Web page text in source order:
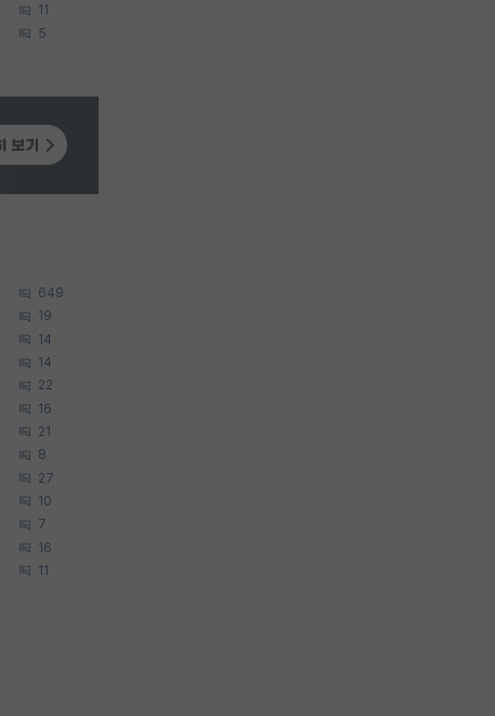
11
5
649
19
14
14
22
16
21
8
27
10
7
16
11